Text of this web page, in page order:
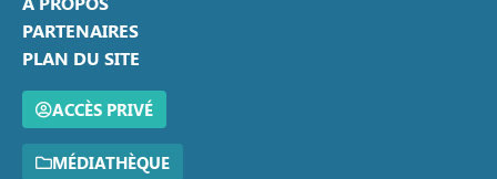
PARTENAIRES
PLAN DU SITE
ACCÈS PRIVÉ
MÉDIATHÈQUE